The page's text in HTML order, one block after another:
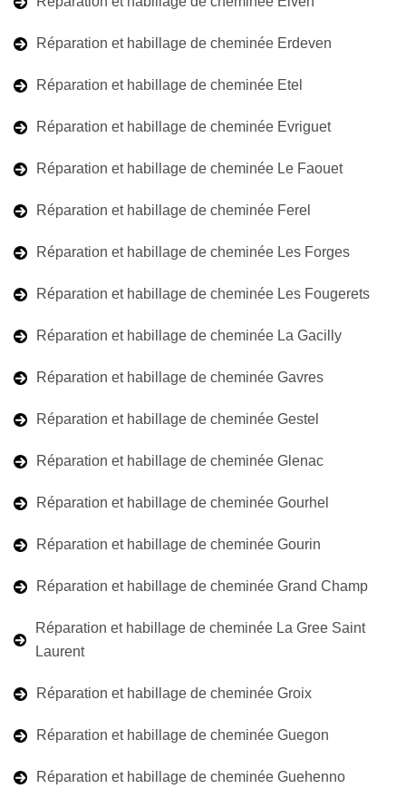
Réparation et habillage de cheminée Erdeven
Réparation et habillage de cheminée Etel
Réparation et habillage de cheminée Evriguet
Réparation et habillage de cheminée Le Faouet
Réparation et habillage de cheminée Ferel
Réparation et habillage de cheminée Les Forges
Réparation et habillage de cheminée Les Fougerets
Réparation et habillage de cheminée La Gacilly
Réparation et habillage de cheminée Gavres
Réparation et habillage de cheminée Gestel
Réparation et habillage de cheminée Glenac
Réparation et habillage de cheminée Gourhel
Réparation et habillage de cheminée Gourin
Réparation et habillage de cheminée Grand Champ
Réparation et habillage de cheminée La Gree Saint
Laurent
Réparation et habillage de cheminée Groix
Réparation et habillage de cheminée Guegon
Réparation et habillage de cheminée Guehenno